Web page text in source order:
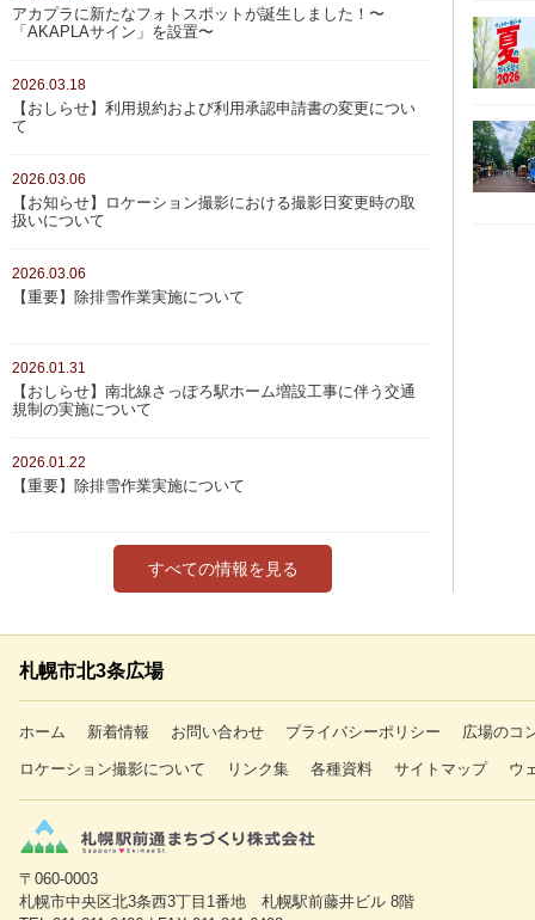
アカプラに新たなフォトスポットが誕生しました！〜
「AKAPLAサイン」を設置〜
2026.03.18
【おしらせ】利用規約および利用承認申請書の変更につい
て
2026.03.06
【お知らせ】ロケーション撮影における撮影日変更時の取
扱いについて
2026.03.06
【重要】除排雪作業実施について
2026.01.31
【おしらせ】南北線さっぽろ駅ホーム増設工事に伴う交通
規制の実施について
2026.01.22
【重要】除排雪作業実施について
すべての情報を見る
札幌市北3条広場
ホーム 新着情報 お問い合わせ プライバシーポリシー 広場のコ
ロケーション撮影について リンク集 各種資料 サイトマップ ウ
〒060-0003
札幌市中央区北3条西3丁目1番地 札幌駅前藤井ビル 8階